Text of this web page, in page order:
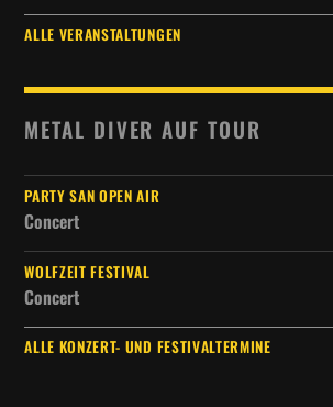
ALLE VERANSTALTUNGEN
METAL DIVER AUF TOUR
PARTY SAN OPEN AIR
Concert
WOLFZEIT FESTIVAL
Concert
ALLE KONZERT- UND FESTIVALTERMINE